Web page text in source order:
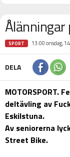
Ålänningar
SPORT 13:00 onsdag,
DELA
MOTORSPORT.
deltävling av
Eskilstuna.
Av seniorerna
Street Bike.